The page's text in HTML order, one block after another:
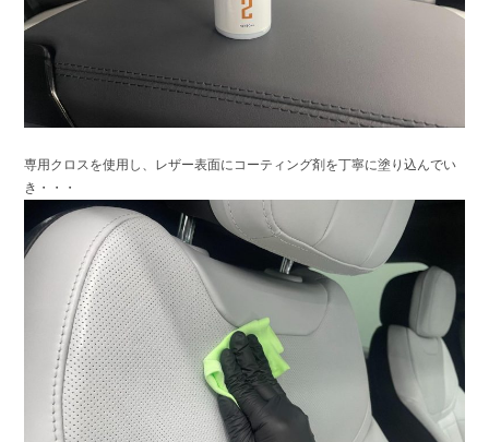
専用クロスを使用し、レザー表面にコーティング剤を丁寧に塗り込んでい
き・・・